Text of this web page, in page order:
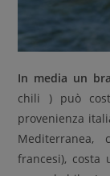
In media un
chili ) può
provenienza
francesi), costa